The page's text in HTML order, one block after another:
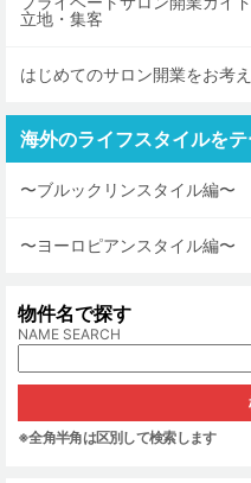
立地・集客
はじめてのサロン開業をお考
海外のライフスタイルを
〜ブルックリンスタイル編〜
〜ヨーロピアンスタイル編〜
物件名で探す
NAME SEARCH
※全角半角は区別して検索します